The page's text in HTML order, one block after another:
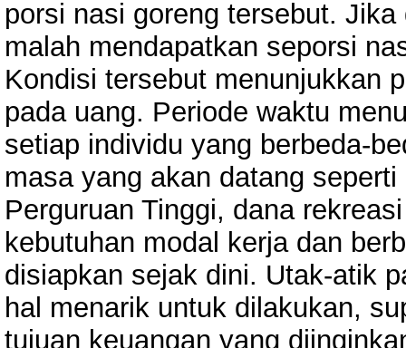
porsi nasi goreng tersebut.
malah mendapatkan seporsi
Kondisi tersebut menunjukkan
pada uang. Periode waktu
setiap individu yang berbeda-
masa yang akan datang
Perguruan Tinggi, dana
kebutuhan modal kerja dan
disiapkan sejak dini. Utak-atik
hal menarik untuk dilakukan,
tujuan keuangan yang